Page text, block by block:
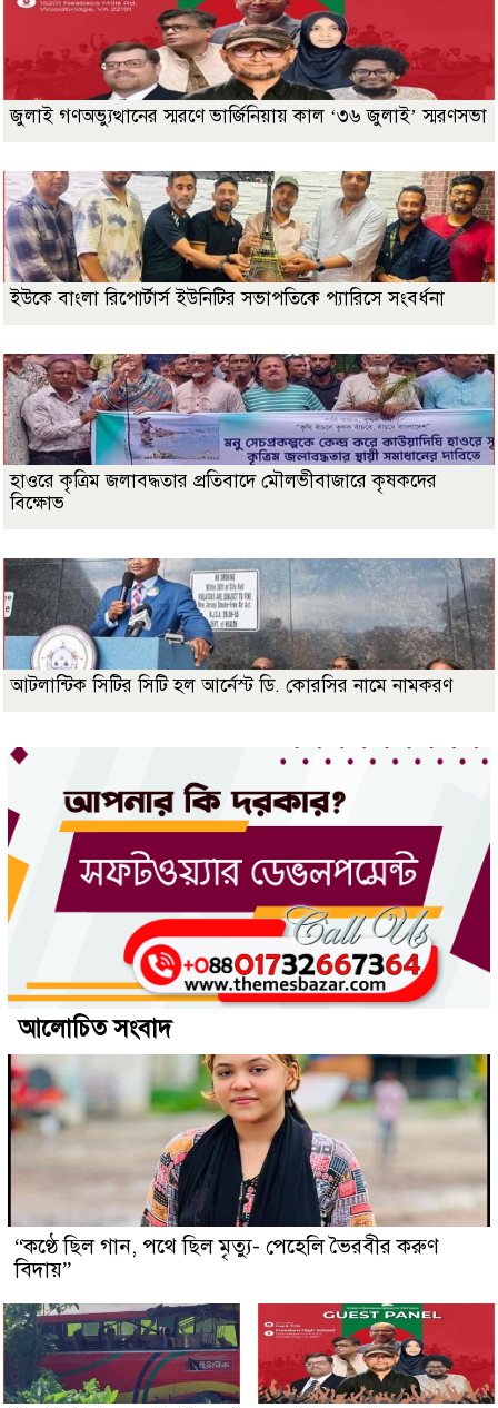
জুলাই গণঅভ্যুত্থানের স্মরণে ভার্জিনিয়ায় কাল ‘৩৬ জুলাই’ স্মরণসভা
ইউকে বাংলা রিপোর্টার্স ইউনিটির সভাপতিকে প্যারিসে সংবর্ধনা
হাওরে কৃত্রিম জলাবদ্ধতার প্রতিবাদে মৌলভীবাজারে কৃষকদের
বিক্ষোভ
আটলান্টিক সিটির সিটি হল আর্নেস্ট ডি. কোরসির নামে নামকরণ
আলোচিত সংবাদ
“কণ্ঠে ছিল গান, পথে ছিল মৃত্যু- পেহেলি ভৈরবীর করুণ
বিদায়”